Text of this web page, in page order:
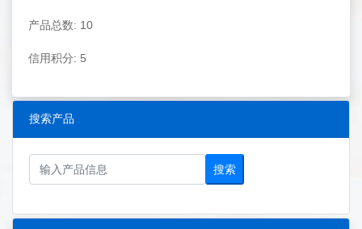
产品总数: 10
信用积分: 5
搜索产品
搜索